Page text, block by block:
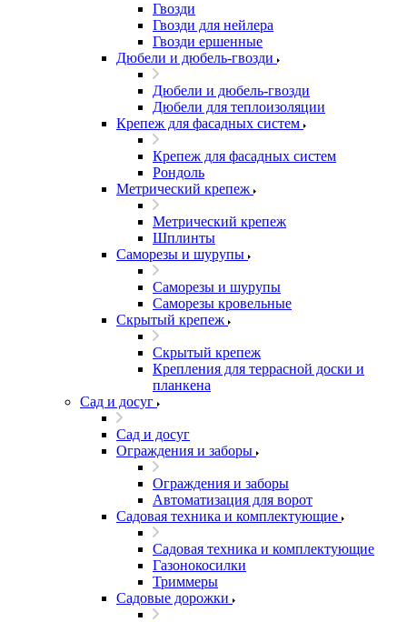
Гвозди
Гвозди для нейлера
Гвозди ершенные
Дюбели и дюбель-гвозди
Дюбели и дюбель-гвозди
Дюбели для теплоизоляции
Крепеж для фасадных систем
Крепеж для фасадных систем
Рондоль
Метрический крепеж
Метрический крепеж
Шплинты
Саморезы и шурупы
Саморезы и шурупы
Саморезы кровельные
Скрытый крепеж
Скрытый крепеж
Крепления для террасной доски и
планкена
Сад и досуг
Сад и досуг
Ограждения и заборы
Ограждения и заборы
Автоматизация для ворот
Садовая техника и комплектующие
Садовая техника и комплектующие
Газонокосилки
Триммеры
Садовые дорожки